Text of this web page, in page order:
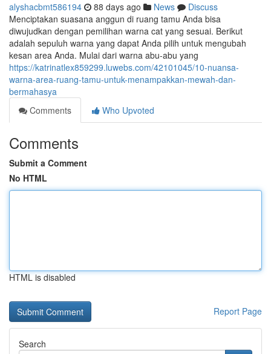
alyshacbmt586194 88 days ago News
Discuss
Menciptakan suasana anggun di ruang tamu Anda bisa
diwujudkan dengan pemilihan warna cat yang sesuai. Berikut
adalah sepuluh warna yang dapat Anda pilih untuk mengubah
kesan area Anda. Mulai dari warna abu-abu yang
https://katrinatlex859299.luwebs.com/42101045/10-nuansa-
warna-area-ruang-tamu-untuk-menampakkan-mewah-dan-
bermahasya
Comments
Who Upvoted
Comments
Submit a Comment
No HTML
HTML is disabled
Report Page
Search